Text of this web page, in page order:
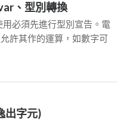
、型別轉換
必須先進行型別宣告。電
許其作的運算，如數字可
出字元)